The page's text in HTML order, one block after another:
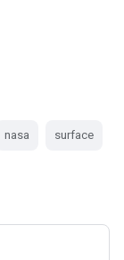
nasa surface